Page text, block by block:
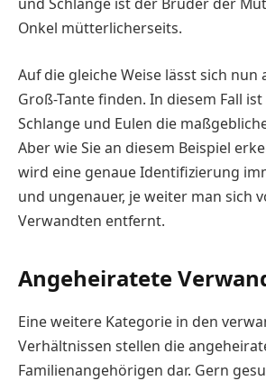
Onkel mütterlicherseits.
Auf die gleiche Weise lässt sich nun
Groß-Tante finden. In diesem Fall ist
Schlange und Eulen die
Aber wie Sie an diesem Beispiel
wird eine genaue Identifizierung
und ungenauer, je weiter man sich
Verwandten entfernt.
Angeheiratete
Eine weitere Kategorie in den
Verhältnissen stellen die
Familienangehörigen dar. Gern